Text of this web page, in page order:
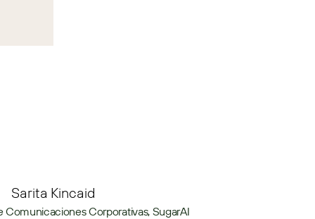
Sarita Kincaid
Comunicaciones Corporativas, SugarAI